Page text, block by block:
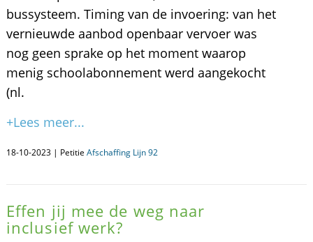
bussysteem. Timing van de invoering: van het
vernieuwde aanbod openbaar vervoer was
nog geen sprake op het moment waarop
menig schoolabonnement werd aangekocht
(nl.
+Lees meer...
18-10-2023 | Petitie Afschaffing Lijn 92
Effen jij mee de weg naar
inclusief werk?